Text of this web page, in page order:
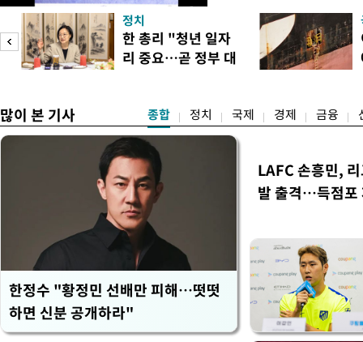
48.54%(1만8977표)를 얻
를 1622표(4.14%p) 차로
·인천 권리당원 투표에서
적 합산(가중치 미반영)에
정치
한 총리 "청년 일자
리 중요…곧 정부 대
많이 본 기사 종합 정치 국제 경제 금융
한정수 "황정민 선배만 피해…떳떳
하면 신분 공개하라"
LAFC 손흥민,
발 출격…득점포